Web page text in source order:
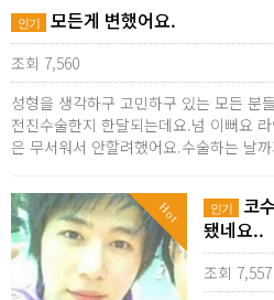
인기 모든게 변했어요.
조회 7,560
성형을 생각하구 고민하구 있는 모든 분
전진수술한지 한달되는데요.넘 이뻐요
은 무서워서 안할려했어요.수술하는 날
Hot 인기
코
됐네요..
조회 7,557